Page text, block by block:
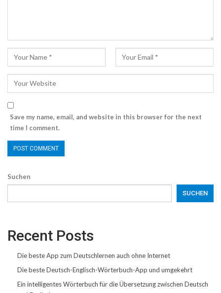
Save my name, email, and website in this browser for the next
time I comment.
Suchen
SUCHEN
Recent Posts
Die beste App zum Deutschlernen auch ohne Internet
Die beste Deutsch-Englisch-Wörterbuch-App und umgekehrt
Ein intelligentes Wörterbuch für die Übersetzung zwischen Deutsch